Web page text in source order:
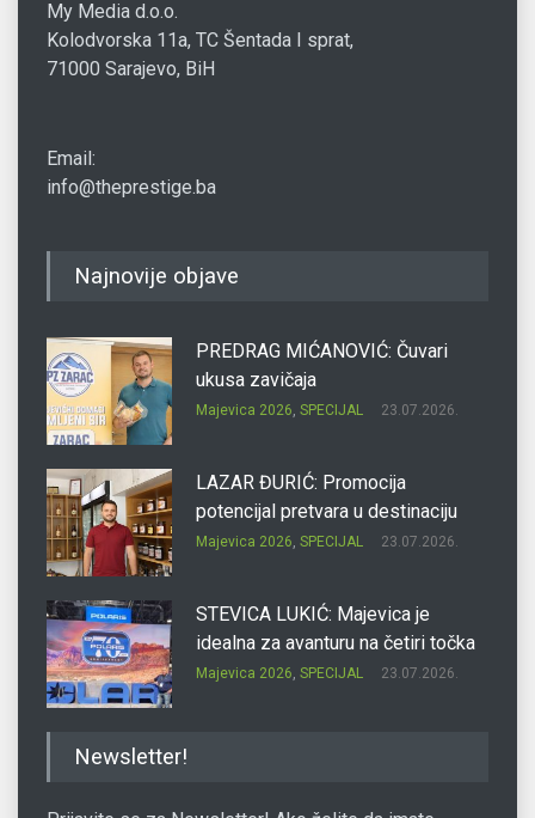
My Media d.o.o.
Kolodvorska 11a, TC Šentada I sprat,
71000 Sarajevo, BiH
Email:
info@theprestige.ba
Najnovije objave
PREDRAG MIĆANOVIĆ: Čuvari
ukusa zavičaja
Majevica 2026, SPECIJAL 23.07.2026.
LAZAR ĐURIĆ: Promocija
potencijal pretvara u destinaciju
Majevica 2026, SPECIJAL 23.07.2026.
STEVICA LUKIĆ: Majevica je
idealna za avanturu na četiri točka
Majevica 2026, SPECIJAL 23.07.2026.
Newsletter!